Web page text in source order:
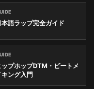
本語ラップ完全ガイド
ップホップDTM・ビートメ
キング入門